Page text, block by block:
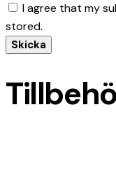
I agree that my
stored.